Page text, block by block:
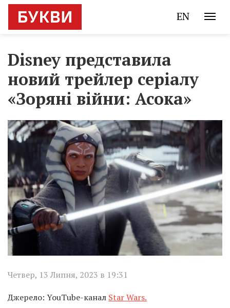
EN
Disney представила
новий трейлер серіалу
«Зоряні війни: Асока»
Четвер, 13 Липня, 2023 в 19:31
Джерело: YouTube-канал Star Wars.